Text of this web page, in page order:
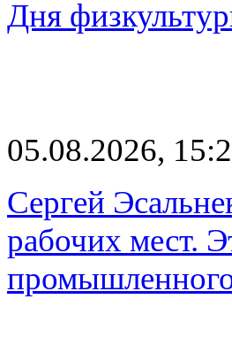
Дня
05.08.2026,
Сергей
рабочих мест.